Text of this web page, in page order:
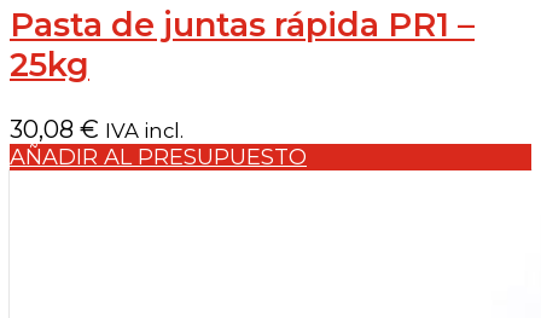
Pasta de juntas rápida PR1 –
25kg
30,08 € IVA incl.
AÑADIR AL PRESUPUESTO